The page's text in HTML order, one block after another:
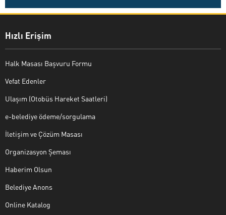
Hızlı Erişim
Halk Masası Başvuru Formu
Vefat Edenler
Ulaşım (Otobüs Hareket Saatleri)
e-belediye ödeme/sorgulama
İletişim ve Çözüm Masası
Organizasyon Şeması
Haberim Olsun
Belediye Anons
Online Katalog